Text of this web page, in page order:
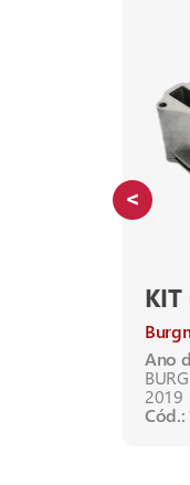
KIT
Ano
2019
Cód.: